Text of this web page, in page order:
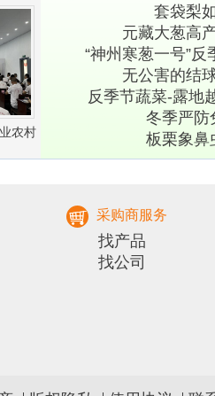
农村
兽医
套袋梨
元藏大葱高
“神州寒葱一号”
无公害的结
反季节蔬菜-露地
冬季严防
板栗象鼻
采购商服务
找产品
找公司